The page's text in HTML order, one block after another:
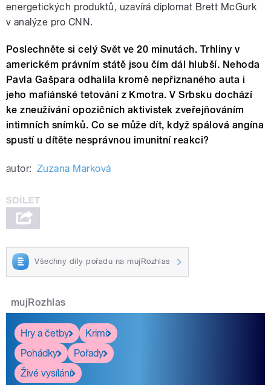
energetických produktů, uzavírá diplomat Brett McGurk
v analýze pro CNN.
Poslechněte si celý Svět ve 20 minutách. Trhliny v
americkém právním státě jsou čím dál hlubší. Nehoda
Pavla Gašpara odhalila kromě nepřiznaného auta i
jeho mafiánské tetování z Kmotra. V Srbsku dochází
ke zneužívání opozičních aktivistek zveřejňováním
intimních snímků. Co se může dít, když spálová angína
spustí u dítěte nesprávnou imunitní reakci?
autor: Zuzana Marková
Všechny díly pořadu na mujRozhlas
mujRozhlas
Hry a četby
Krimi
Pohádky
Pořady
Živé vysílání